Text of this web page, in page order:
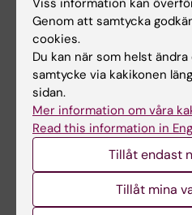
Daniel Andersson vinner
Prix 2025
Den 11 november
Prix 2025. Sju doktorander
presenterade sina
enkelt, inspirerande och
möjligt - på fem minuter!
Viss information kan
Genom att samtycka
cookies.
Du kan när som helst
samtycke via kakikonen
sidan.
Mer information om våra
Read this information in
Tillåt endast
Tillåt mina